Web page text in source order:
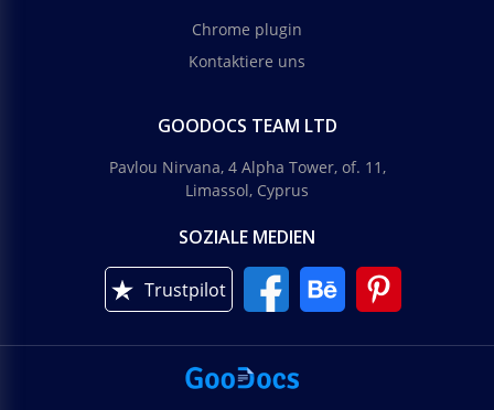
Chrome plugin
Kontaktiere uns
GOODOCS TEAM LTD
Pavlou Nirvana, 4 Alpha Tower, of. 11,
Limassol, Cyprus
SOZIALE MEDIEN
Trustpilot